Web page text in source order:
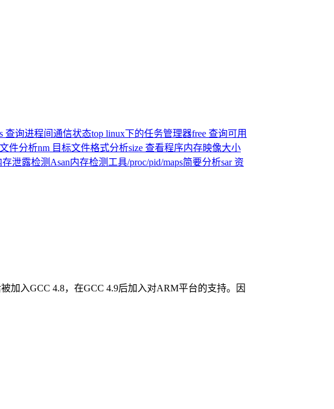
查询进程间通信状态top linux下的任务管理器free 查询可用
件分析nm 目标文件格式分析size 查看程序内存映像大小
泄露检测 Asan内存检测工具/proc/pid/maps简要分析sar 资
加入GCC 4.8，在GCC 4.9后加入对ARM平台的支持。因